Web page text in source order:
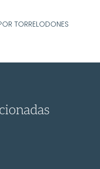
TORRELODONES